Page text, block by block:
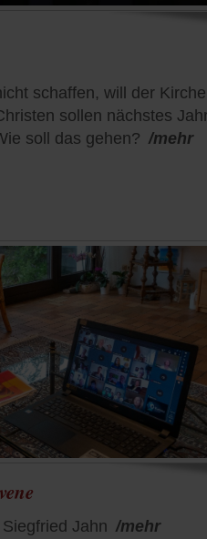
schaffen, will der
sollen nächstes
soll das gehen? /mehr
Jahn /mehr